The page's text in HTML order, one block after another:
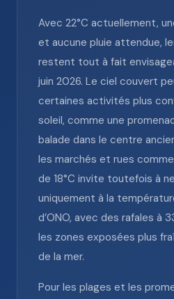
Avec 22°C actuellement,
et aucune pluie attendue,
restent tout à fait
juin 2026. Le ciel couvert
certaines activités plus
soleil, comme une
balade dans le centre
les marchés et rues
de 18°C invite toutefois à
uniquement à la
d’ONO, avec des rafales à
les zones exposées plus
de la mer.
Pour les plages et les